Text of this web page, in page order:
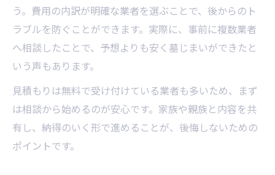
う。費用の内訳が明確な業者を選ぶことで、後からのト
ラブルを防ぐことができます。実際に、事前に複数業者
へ相談したことで、予想よりも安く墓じまいができたと
いう声もあります。
見積もりは無料で受け付けている業者も多いため、まず
は相談から始めるのが安心です。家族や親族と内容を共
有し、納得のいく形で進めることが、後悔しないための
ポイントです。